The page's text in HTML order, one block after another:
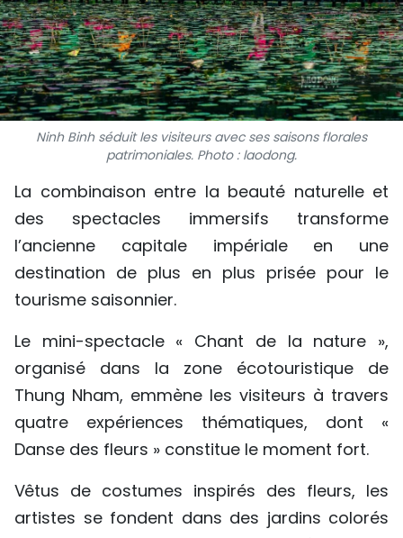
PAYS NATAL
INTERNATIONAL
MÉGASTORIE
INFOGRAPHIE
PHOTO
VIDÉO
À PROPOS DU "PEUPLE"
ENGLISH
中文
РУССКИЙ
ESPAÑOL
Ninh Binh séduit les visiteurs avec ses saisons florales
patrimoniales. Photo : laodong.
La combinaison entre la beauté naturelle et
des spectacles immersifs transforme
l’ancienne capitale impériale en une
destination de plus en plus prisée pour le
tourisme saisonnier.
Le mini-spectacle « Chant de la nature »,
organisé dans la zone écotouristique de
Thung Nham, emmène les visiteurs à travers
quatre expériences thématiques, dont «
Danse des fleurs » constitue le moment fort.
Vêtus de costumes inspirés des fleurs, les
artistes se fondent dans des jardins colorés